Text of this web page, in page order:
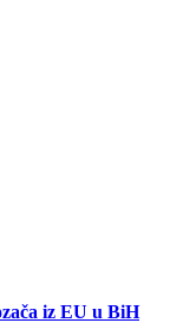
iz EU u BiH